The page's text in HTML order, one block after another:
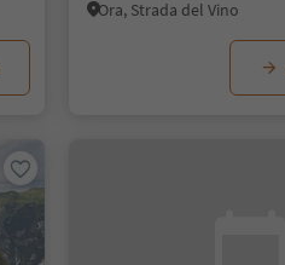
Ora, Strada del Vino